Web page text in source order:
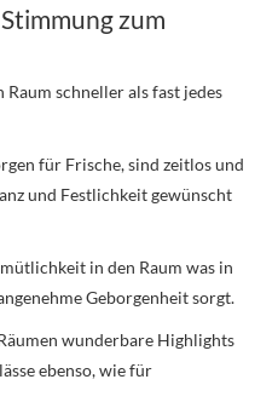
zum
schneller als fast jedes
für Frische, sind zeitlos und
und Festlichkeit gewünscht
in den Raum was in
Geborgenheit sorgt.
wunderbare Highlights
ebenso, wie für